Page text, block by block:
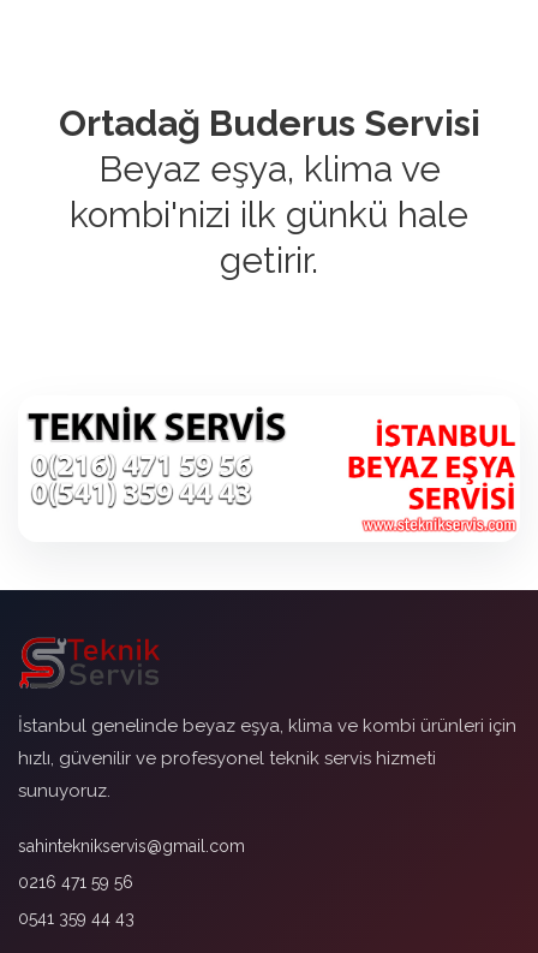
Ortadağ Buderus Servisi
Beyaz eşya, klima ve
kombi'nizi ilk günkü hale
getirir.
İstanbul genelinde beyaz eşya, klima ve kombi ürünleri için
hızlı, güvenilir ve profesyonel teknik servis hizmeti
sunuyoruz.
sahinteknikservis@gmail.com
0216 471 59 56
0541 359 44 43